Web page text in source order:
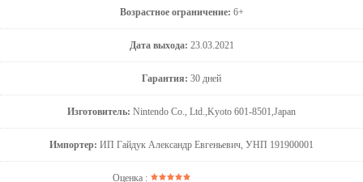
Возрастное ограничение: 6+
Дата выхода: 23.03.2021
Гарантия: 30 дней
Изготовитель: Nintendo Co., Ltd.,Kyoto 601-8501,Japan
Импортер: ИП Гайдук Александр Евгеньевич, УНП 191900001
Оценка :